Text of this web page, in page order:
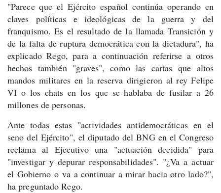
"Parece que el Ejército español continúa operando en
claves políticas e ideológicas de la guerra y del
franquismo. Es el resultado de la llamada Transición y
de la falta de ruptura democrática con la dictadura", ha
explicado Rego, para a continuación referirse a otros
hechos también "graves", como las cartas que altos
mandos militares en la reserva dirigieron al rey Felipe
VI o los chats en los que se hablaba de fusilar a 26
millones de personas.
Ante todas estas "actividades antidemocráticas en el
seno del Ejército", el diputado del BNG en el Congreso
reclama al Ejecutivo una "actuación decidida" para
"investigar y depurar responsabilidades". "¿Va a actuar
el Gobierno o va a continuar a mirar hacia otro lado?",
ha preguntado Rego.